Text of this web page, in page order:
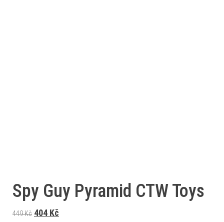
Spy Guy Pyramid CTW Toys
449Kč Původní cena byla: 449 Kč.
404 Kč